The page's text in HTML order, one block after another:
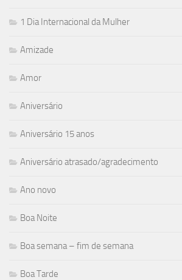
1 Dia Internacional da Mulher
Amizade
Amor
Aniversário
Aniversário 15 anos
Aniversário atrasado/agradecimento
Ano novo
Boa Noite
Boa semana – fim de semana
Boa Tarde